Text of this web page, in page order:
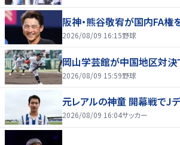
阪神・熊谷敬宥が国内FA権
2026/08/09 16:15野球
岡山学芸館が中国地区対決
2026/08/09 15:59野球
元レアルの神童 開幕戦でJ
2026/08/09 16:04サッカー